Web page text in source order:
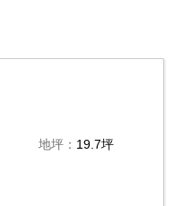
地坪： 19.7坪